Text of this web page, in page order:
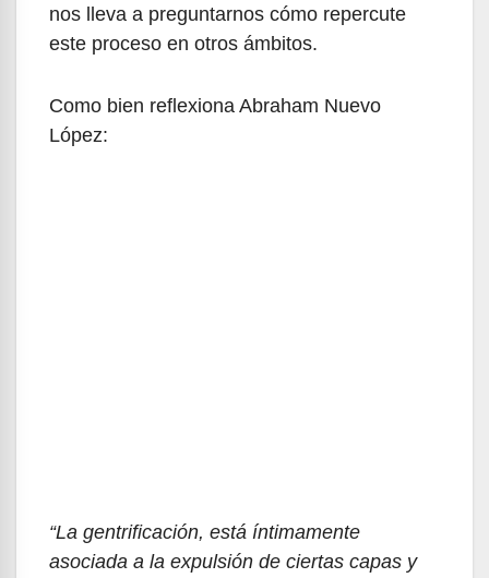
nos lleva a preguntarnos cómo repercute
este proceso en otros ámbitos.
Como bien reflexiona Abraham Nuevo
López:
“La gentrificación, está íntimamente
asociada a la expulsión de ciertas capas y